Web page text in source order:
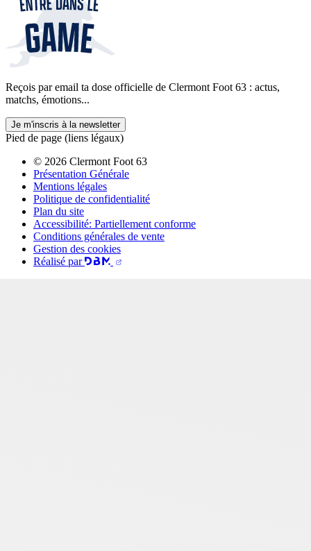
Reçois par email ta dose officielle de Clermont Foot 63 : actus,
matchs, émotions...
Je m'inscris à la newsletter
Pied de page (liens légaux)
© 2026 Clermont Foot 63
Présentation Générale
Mentions légales
Politique de confidentialité
Plan du site
Accessibilité: Partiellement conforme
Conditions générales de vente
Gestion des cookies
Réalisé par